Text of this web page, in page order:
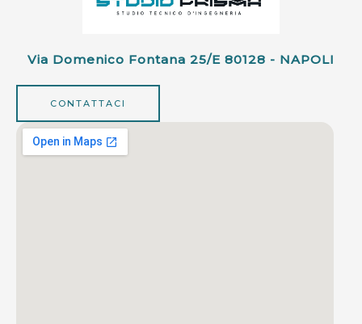
Via Domenico Fontana 25/e 80128 - NAPOLI
CONTATTACI